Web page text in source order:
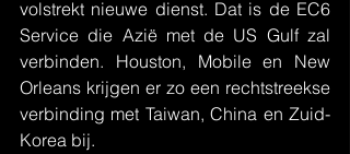
volstrekt nieuwe dienst. Dat is de EC6
Service die Azië met de US Gulf zal
verbinden. Houston, Mobile en New
Orleans krijgen er zo een rechtstreekse
verbinding met Taiwan, China en Zuid-
Korea bij.